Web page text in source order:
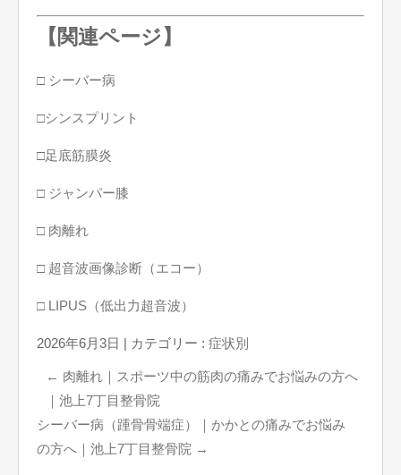
【関連ページ】
□ シーバー病
□シンスプリント
□足底筋膜炎
□ ジャンパー膝
□ 肉離れ
□ 超音波画像診断（エコー）
□ LIPUS（低出力超音波）
2026年6月3日 | カテゴリー : 症状別
← 肉離れ｜スポーツ中の筋肉の痛みでお悩みの方へ
｜池上7丁目整骨院
シーバー病（踵骨骨端症）｜かかとの痛みでお悩み
の方へ｜池上7丁目整骨院 →